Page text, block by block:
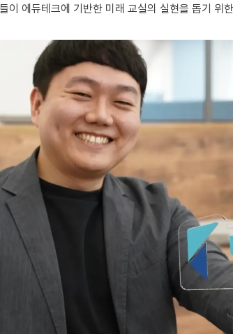
이 에듀테크에 기반한 미래 교실의 실현을 돕기 위